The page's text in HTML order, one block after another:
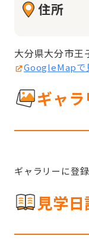
住所
大分県大分市王
GoogleMapで
ギャラ
ギャラリーに登
見学日